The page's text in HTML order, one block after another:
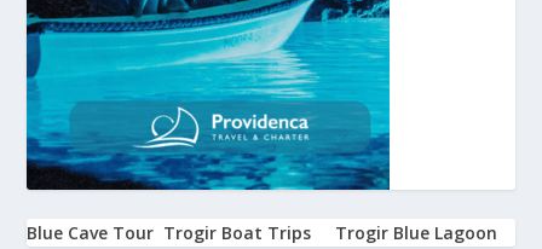
Blue Cave Tour Trogir Boat Trips Trogir Blue Lagoon